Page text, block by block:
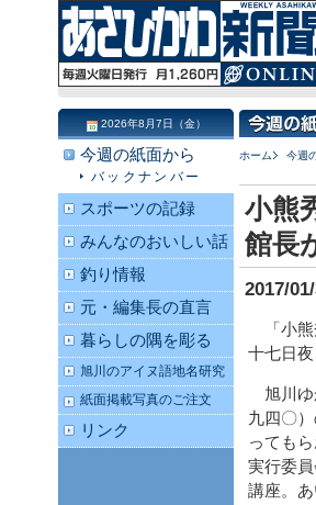
ホーム 今週
小熊
館長
2017/
「小熊
十七日夜
旭川ゆ
九四〇
っても
実行委
講座。
2026年8月7日（金）
今週の紙面から
バックナンバー
スポーツの記録
みんなのおいしい話
釣り情報
元・編集長の直言
暮らしの隅を彫る
旭川のアイヌ語地名研究
紙面掲載写真のご注文
リンク